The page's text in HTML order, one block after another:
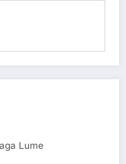
Lume